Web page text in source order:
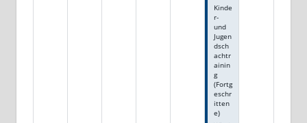
Kinde
r-
und
Jugen
dsch
achtr
ainin
g
(Fortg
eschr
itten
e)